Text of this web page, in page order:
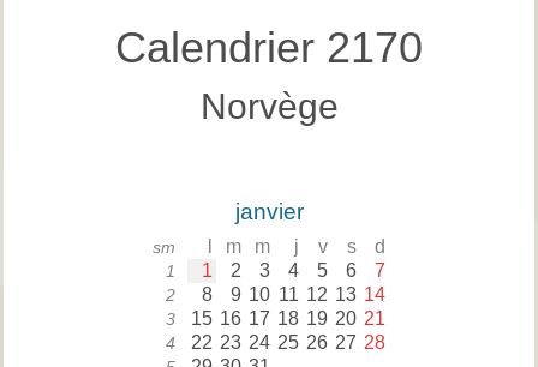
Calendrier 2170
Norvège
janvier
sm m m j v s d
1 1 2 3 4 5 6 7
2 8 9 10 11 12 13 14
3 15 16 17 18 19 20 21
4 22 23 24 25 26 27 28